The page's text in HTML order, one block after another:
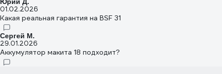
01.02.2026
Какая реальная гарантия на BSF 31
Сергей М.
29.01.2026
Аккумулятор макита 18 подходит?